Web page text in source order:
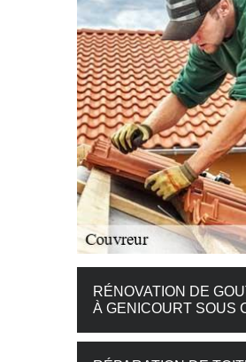
RÉNOVATION DE
À GENICOURT SOUS